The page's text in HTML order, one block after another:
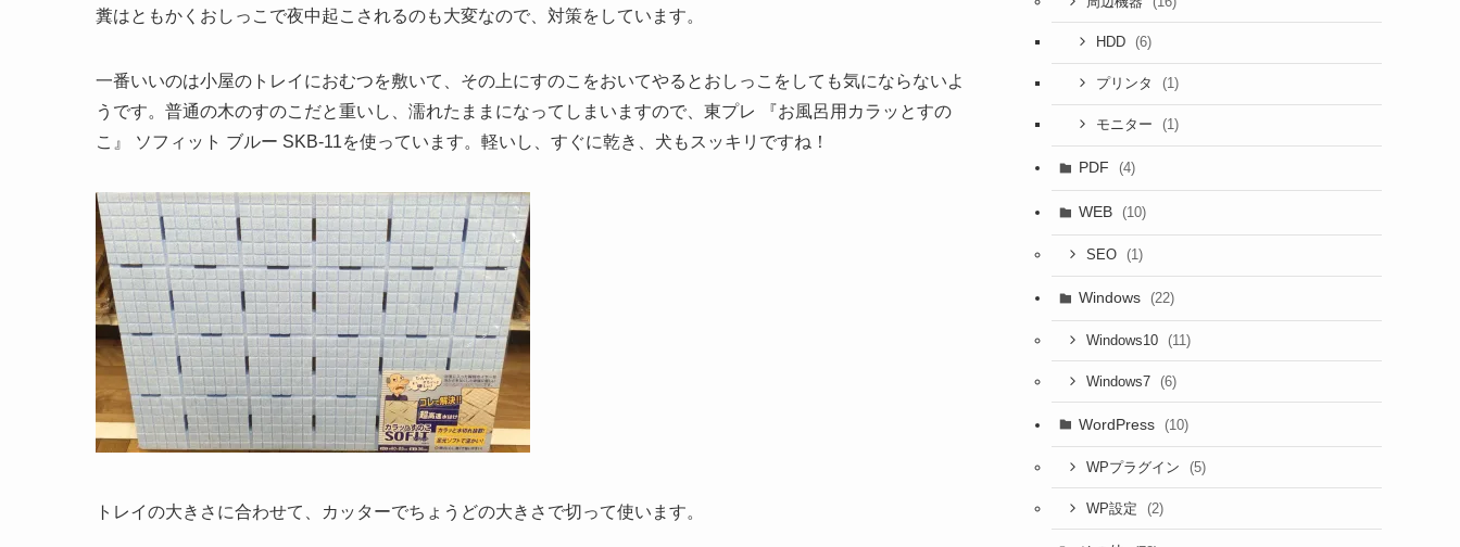
糞はともかくおしっこで夜中起こされるのも大変なので、対策をしています。
一番いいのは小屋のトレイにおむつを敷いて、その上にすのこをおいてやるとおしっこをしても気にならないよ
うです。普通の木のすのこだと重いし、濡れたままになってしまいますので、東プレ 『お風呂用カラッとすの
こ』 ソフィット ブルー SKB-11を使っています。軽いし、すぐに乾き、犬もスッキリですね！
トレイの大きさに合わせて、カッターでちょうどの大きさで切って使います。
HDD (6)
プリンタ (1)
モニター (1)
PDF (4)
WEB (10)
SEO (1)
Windows (22)
Windows10 (11)
Windows7 (6)
WordPress (10)
WPプラグイン (5)
WP設定 (2)